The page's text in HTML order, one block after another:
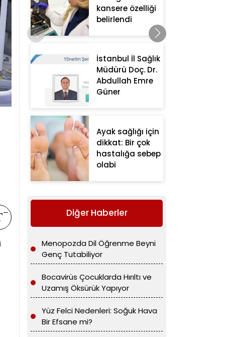
kansere özelliği
belirlendi
İstanbul İl Sağlık
Müdürü Doç. Dr.
Abdullah Emre
Güner
Ayak sağlığı için
dikkat: Bir çok
hastalığa sebep
olabi
Diğer Haberler
Menopozda Dil Öğrenme Beyni
Genç Tutabiliyor
Bocavirüs Çocuklarda Hırıltı ve
Uzamış Öksürük Yapıyor
Yüz Felci Nedenleri: Soğuk Hava
Bir Efsane mi?